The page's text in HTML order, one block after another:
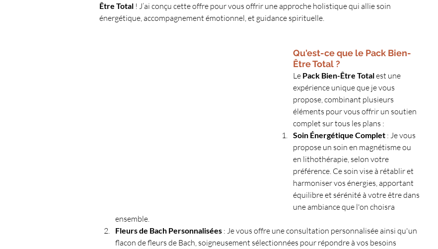
Être Total ! J’ai conçu cette offre pour vous offrir une approche holistique qui allie soin
énergétique, accompagnement émotionnel, et guidance spirituelle.
Qu'est-ce que le Pack Bien-
Être Total ?
Le Pack Bien-Être Total est une
expérience unique que je vous
propose, combinant plusieurs
éléments pour vous offrir un soutien
complet sur tous les plans :
Soin Énergétique Complet : Je vous
propose un soin en magnétisme ou
en lithothérapie, selon votre
préférence. Ce soin vise à rétablir et
harmoniser vos énergies, apportant
équilibre et sérénité à votre être dans
une ambiance que l'on choisra
ensemble.
Fleurs de Bach Personnalisées : Je vous offre une consultation personnalisée ainsi qu'un
flacon de fleurs de Bach, soigneusement sélectionnées pour répondre à vos besoins